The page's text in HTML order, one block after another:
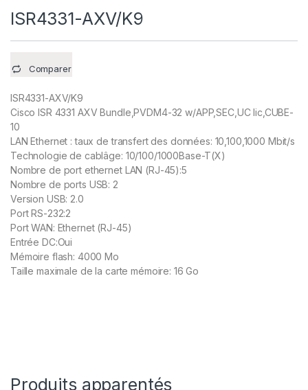
ISR4331-AXV/K9
Comparer
ISR4331-AXV/K9
Cisco ISR 4331 AXV Bundle,PVDM4-32 w/APP,SEC,UC lic,CUBE-
10
LAN Ethernet : taux de transfert des données: 10,100,1000 Mbit/s
Technologie de cablâge: 10/100/1000Base-T(X)
Nombre de port ethernet LAN (RJ-45):5
Nombre de ports USB: 2
Version USB: 2.0
Port RS-232:2
Port WAN: Ethernet (RJ-45)
Entrée DC:Oui
Mémoire flash: 4000 Mo
Taille maximale de la carte mémoire: 16 Go
Produits apparentés